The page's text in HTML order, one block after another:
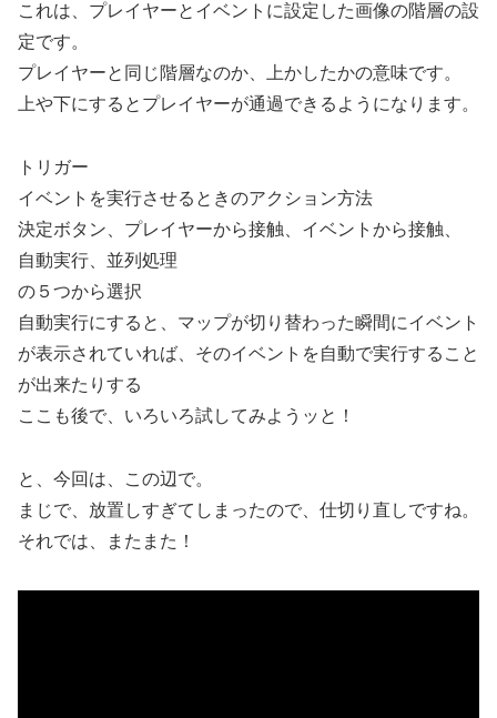
これは、プレイヤーとイベントに設定した画像の階層の設
定です。
プレイヤーと同じ階層なのか、上かしたかの意味です。
上や下にするとプレイヤーが通過できるようになります。
トリガー
イベントを実行させるときのアクション方法
決定ボタン、プレイヤーから接触、イベントから接触、
自動実行、並列処理
の５つから選択
自動実行にすると、マップが切り替わった瞬間にイベント
が表示されていれば、そのイベントを自動で実行すること
が出来たりする
ここも後で、いろいろ試してみようッと！
と、今回は、この辺で。
まじで、放置しすぎてしまったので、仕切り直しですね。
それでは、またまた！